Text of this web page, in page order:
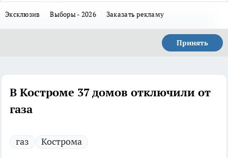
Эксклюзив Выборы - 2026 Заказать рекламу
Принять
В Костроме 37 домов отключили от
газа
газ Кострома